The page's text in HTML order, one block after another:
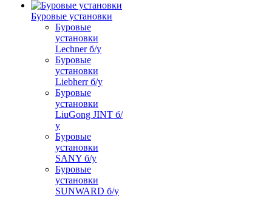
Буровые установки
Буровые
установки
Lechner б/у
Буровые
установки
Liebherr б/у
Буровые
установки
LiuGong JINT б/
у
Буровые
установки
SANY б/у
Буровые
установки
SUNWARD б/у